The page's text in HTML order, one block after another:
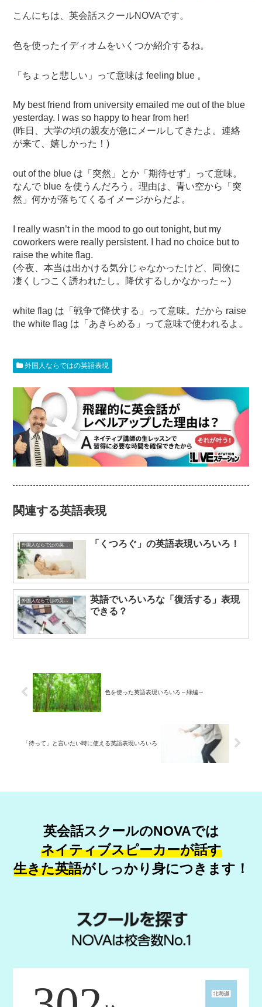
こんにちは、英会話スクールNOVAです。
色を使ったイディオムをいくつか紹介するね。
「ちょっと悲しい」って意味は feeling blue 。
My best friend from university emailed me out of the blue
yesterday. I was so happy to hear from her!
(昨日、大学の頃の親友が急にメールしてきたよ。連絡
が来て、嬉しかった！)
out of the blue は「突然」とか「期待せず」って意味。
なんで blue を使うんだろう。理由は、青い空から「突
然」何かが落ちてくるイメージからだよ。
I really wasn’t in the mood to go out tonight, but my
coworkers were really persistent. I had no choice but to
raise the white flag.
(今夜、本当は出かける気分じゃなかったけど、同僚に
凄くしつこく誘われたし。降伏するしかなかった～)
white flag は「戦争で降伏する」って意味。だから raise
the white flag は「あきらめる」って意味で使われるよ。
外国人ならではの英語表現
関連する英語表現
外国人ならではの英語表現 「くつろぐ」の英語表現いろいろ！
外国人ならではの英語表現
英語でいろいろな「復活する」表現
できる？
色を使った英語表現いろいろ～緑編～
「待って」と言いたい時に使える英語表現いろいろ
英会話スクールのNOVAでは
ネイティブスピーカーが話す
生きた英語がしっかり身につきます！